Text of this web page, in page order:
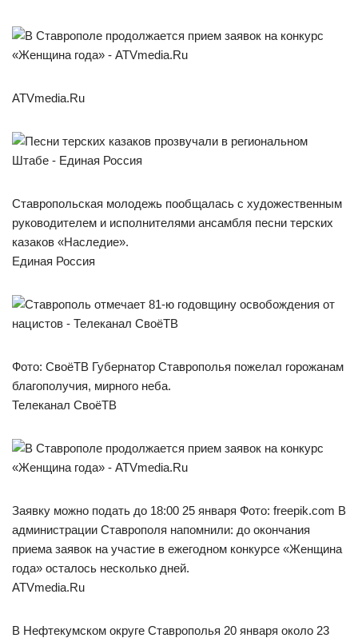
ATVmedia.Ru
Ставропольская молодежь пообщалась с художественным
руководителем и исполнителями ансамбля песни терских
казаков «Наследие».
Единая Россия
Фото: СвоёТВ Губернатор Ставрополья пожелал горожанам
благополучия, мирного неба.
Телеканал СвоёТВ
Заявку можно подать до 18:00 25 января Фото: freepik.com В
администрации Ставрополя напомнили: до окончания
приема заявок на участие в ежегодном конкурсе «Женщина
года» осталось несколько дней.
ATVmedia.Ru
В Нефтекумском округе Ставрополья 20 января около 23